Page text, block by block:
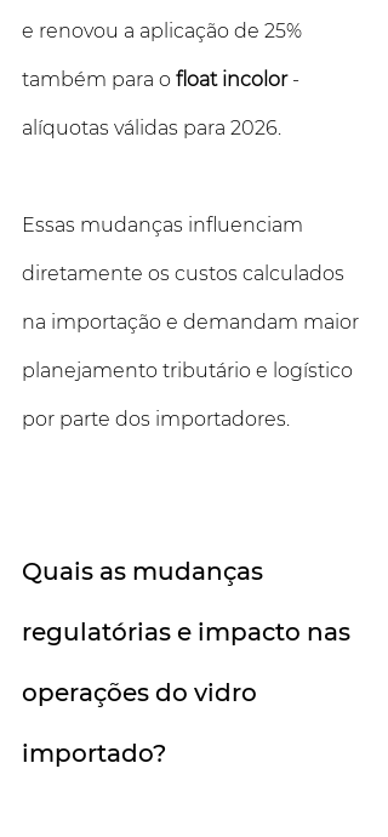
e renovou a aplicação de 25%
também para o float incolor -
alíquotas válidas para 2026.
Essas mudanças influenciam
diretamente os custos calculados
na importação e demandam maior
planejamento tributário e logístico
por parte dos importadores.
Quais as mudanças
regulatórias e impacto nas
operações do vidro
importado?